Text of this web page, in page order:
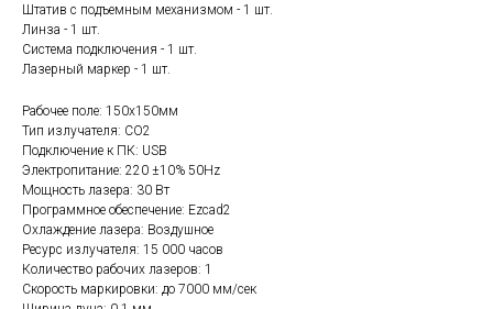
Штатив с подъемным механизмом - 1 шт.
Линза - 1 шт.
Система подключения - 1 шт.
Лазерный маркер - 1 шт.
Рабочее поле: 150x150мм
Тип излучателя: СО2
Подключение к ПК: USB
Электропитание: 220 ±10% 50Hz
Мощность лазера: 30 Вт
Программное обеспечение: Ezcad2
Охлаждение лазера: Воздушное
Ресурс излучателя: 15 000 часов
Количество рабочих лазеров: 1
Скорость маркировки: до 7000 мм/сек